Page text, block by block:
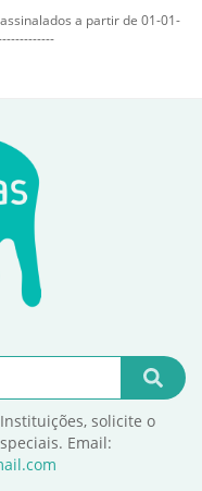
a partir de 01-01-
solicite o
Email: